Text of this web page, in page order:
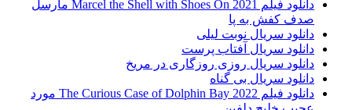
دانلود فیلم Marcel the Shell with Shoes On 2021 مارسل
صدف کفش به پا
دانلود سریال نوبت لیلی
دانلود سریال آفتاب پرست
دانلود سریال روزی روزگاری در مریخ
دانلود سریال بی گناه
دانلود فیلم The Curious Case of Dolphin Bay 2022 مورد